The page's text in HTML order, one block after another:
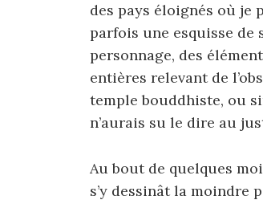
des pays éloignés où je
parfois une esquisse de
personnage, des
entières relevant de
temple bouddhiste, ou
n’aurais su le dire au
Au bout de quelques
s’y dessinât la moindre